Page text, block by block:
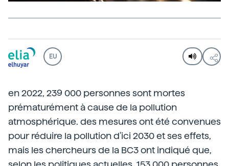
EU
en 2022, 239 000 personnes sont mortes
prématurément à cause de la pollution
atmosphérique. des mesures ont été convenues
pour réduire la pollution d'ici 2030 et ses effets,
mais les chercheurs de la BC3 ont indiqué que,